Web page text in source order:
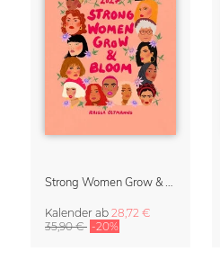
Strong Women Grow & Bloom Kalender 2027
Kalender ab 28,72 €
35,90 € -20%